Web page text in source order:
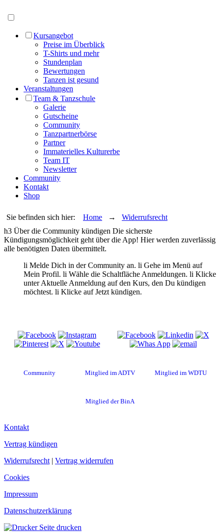
Kursangebot
Preise im Überblick
T-Shirts und mehr
Stundenplan
Bewertungen
Tanzen ist gesund
Veranstaltungen
Team & Tanzschule
Galerie
Gutscheine
Community
Tanzpartnerbörse
Partner
Immaterielles Kulturerbe
Team IT
Newsletter
Community
Kontakt
Shop
Sie befinden sich hier: Home → Widerrufsrecht
h3 Über die Community kündigen Die sicherste
Kündigungsmöglichkeit geht über die App! Hier werden zuverlässig
alle benötigten Daten übermittelt.
li Melde Dich in derCommunity an. li Gehe im Menü auf
Mein Profil. li Wähle die Schaltfläche Anmeldungen. li Klicke
unter Aktuelle Anmeldung auf den Kurs, den Du kündigen
möchtest. li Klicke auf Jetzt kündigen.
Community Mitglied im ADTV Mitglied im WDTU
Mitglied der BinA
Kontakt
Vertrag kündigen
Widerrufsrecht | Vertrag widerrufen
Cookies
Impressum
Datenschutzerklärung
Seite drucken